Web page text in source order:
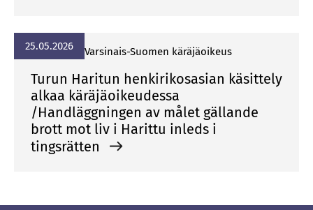
25.05.2026 Var­si­nais-Suo­men kä­rä­jä­oi­keus
Turun Haritun henkirikosasian käsittely
alkaa käräjäoikeudessa
/Handläggningen av målet gällande
brott mot liv i Harittu inleds i
tingsrätten